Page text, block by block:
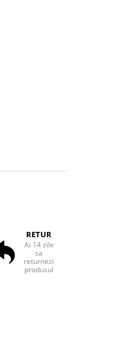
RETUR
Ai 14 zile
sa
returnezi
produsul